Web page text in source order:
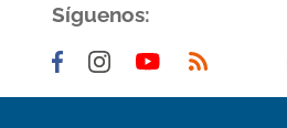
Síguenos: